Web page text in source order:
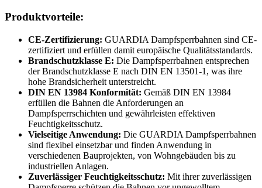
Produktvorteile:
CE-Zertifizierung: GUARDIA Dampfsperrbahnen sind CE-
zertifiziert und erfüllen damit europäische Qualitätsstandards.
Brandschutzklasse E: Die Dampfsperrbahnen entsprechen
der Brandschutzklasse E nach DIN EN 13501-1, was ihre
hohe Brandsicherheit unterstreicht.
DIN EN 13984 Konformität: Gemäß DIN EN 13984
erfüllen die Bahnen die Anforderungen an
Dampfsperrschichten und gewährleisten effektiven
Feuchtigkeitsschutz.
Vielseitige Anwendung: Die GUARDIA Dampfsperrbahnen
sind flexibel einsetzbar und finden Anwendung in
verschiedenen Bauprojekten, von Wohngebäuden bis zu
industriellen Anlagen.
Zuverlässiger Feuchtigkeitsschutz: Mit ihrer zuverlässigen